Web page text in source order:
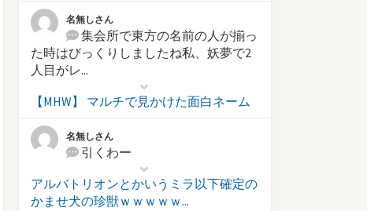
名無しさん
集会所で東方の名前の人が揃っ
た時はびっくりしましたね私、妖夢で2
人目がレ...
【MHW】 マルチで見かけた面白ネーム
名無しさん
引くわー
アルバトリオンとかいうミラ以下確定の
かませ犬の珍獣ｗｗｗｗｗ...